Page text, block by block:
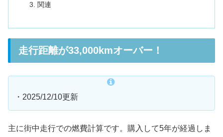
関連
走行距離が33,000kmオーバー！
・2025/12/10更新
主に街中走行での燃費計算です。購入して5年が経過しま